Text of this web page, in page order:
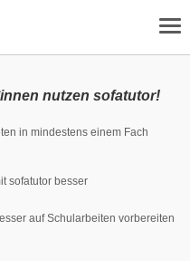
nutzen sofatutor!
in mindestens einem Fach
sofatutor besser
auf Schularbeiten vorbereiten